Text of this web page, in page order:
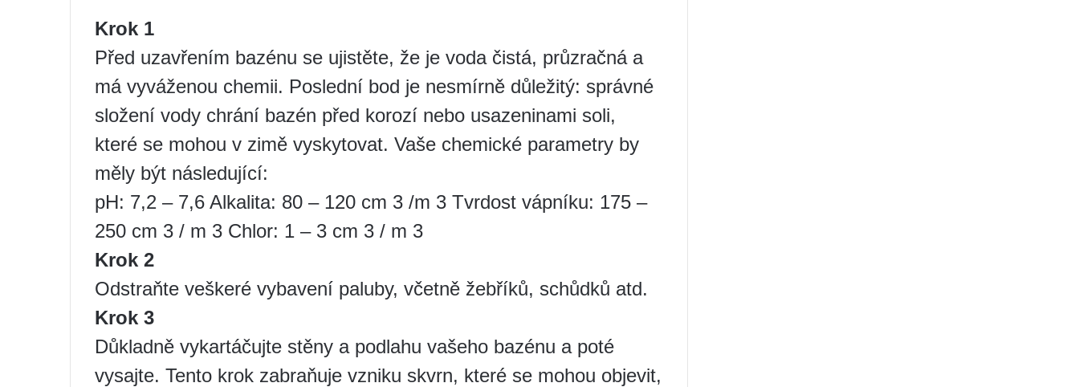
Krok 1
Před uzavřením bazénu se ujistěte, že je voda čistá, průzračná a
má vyváženou chemii. Poslední bod je nesmírně důležitý: správné
složení vody chrání bazén před korozí nebo usazeninami soli,
které se mohou v zimě vyskytovat. Vaše chemické parametry by
měly být následující:
pH: 7,2 – 7,6 Alkalita: 80 – 120 cm 3 /m 3 Tvrdost vápníku: 175 –
250 cm 3 / m 3 Chlor: 1 – 3 cm 3 / m 3
Krok 2
Odstraňte veškeré vybavení paluby, včetně žebříků, schůdků atd.
Krok 3
Důkladně vykartáčujte stěny a podlahu vašeho bazénu a poté
vysajte. Tento krok zabraňuje vzniku skvrn, které se mohou objevit,